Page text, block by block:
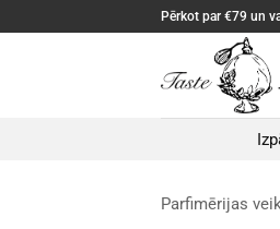
to
Pērkot par €79 un
Parfimērijas